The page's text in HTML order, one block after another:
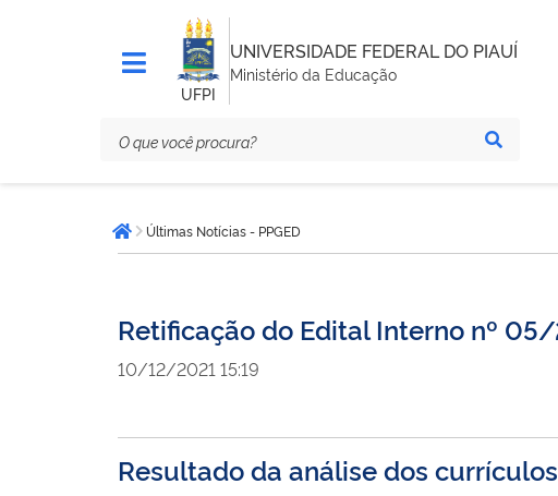
UFPI
UNIVERSIDADE FEDERAL DO PIAUÍ
Ministério da Educação
está
aqui:Página inicial
Últimas Notícias - PPGED
Retificação do Edital Interno nº
10/12/2021 15:19
Resultado da análise dos